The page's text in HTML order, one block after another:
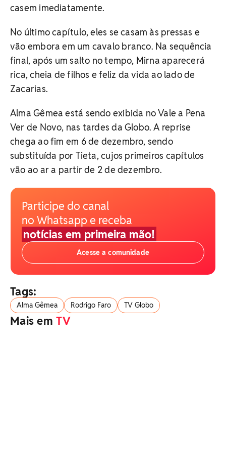
casem imediatamente.
No último capítulo, eles se casam às pressas e
vão embora em um cavalo branco. Na sequência
final, após um salto no tempo, Mirna aparecerá
rica, cheia de filhos e feliz da vida ao lado de
Zacarias.
Alma Gêmea está sendo exibida no Vale a Pena
Ver de Novo, nas tardes da Globo. A reprise
chega ao fim em 6 de dezembro, sendo
substituída por Tieta, cujos primeiros capítulos
vão ao ar a partir de 2 de dezembro.
Participe do canal
no Whatsapp e receba
notícias em primeira mão!
Acesse a comunidade
Tags:
Alma Gêmea Rodrigo Faro TV Globo
Mais emTV